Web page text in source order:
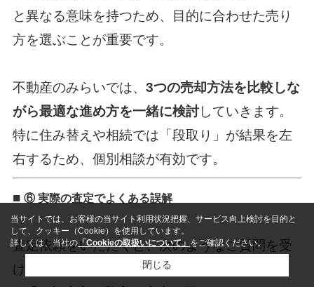
と異なる意味を持つため、目的に合わせた売り
方を選ぶことが重要です。
不動産のみらいでは、 3つの売却方法を比較しな
がら最適な進め方を一緒に検討していきます。
特に住み替えや相続では「段取り」が結果を左
右するため、個別相談が有効です。
■ ⑥ 実際の査定でよくある誤解
査定依頼をいただくと、次のようなご質問を受
けることが多くあります。
当サイトでは、お客様の当サイト利用状況把握、サービス向上検討を目的と
して、クッキー（Cookie）を使用しています。
詳しくは、当社の 「Cookieの取扱いについて」 をご確認ください。
閉じる